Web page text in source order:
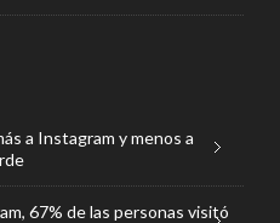
a Instagram y menos a
67% de las personas visitó